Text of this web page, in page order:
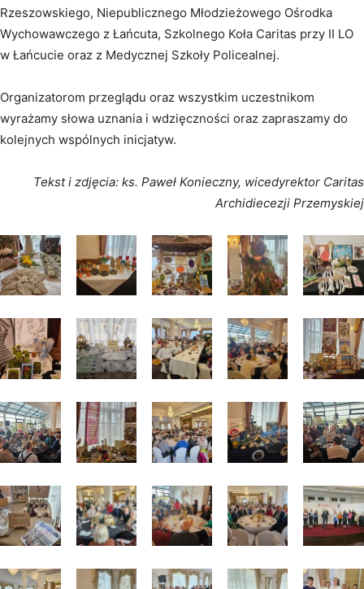
Rzeszowskiego, Niepublicznego Młodzieżowego Ośrodka
Wychowawczego z Łańcuta, Szkolnego Koła Caritas przy II LO
w Łańcucie oraz z Medycznej Szkoły Policealnej.
Organizatorom przeglądu oraz wszystkim uczestnikom
wyrażamy słowa uznania i wdzięczności oraz zapraszamy do
kolejnych wspólnych inicjatyw.
Tekst i zdjęcia: ks. Paweł Konieczny, wicedyrektor Caritas
Archidiecezji Przemyskiej